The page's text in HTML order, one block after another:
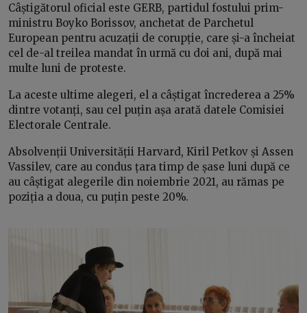
Câștigătorul oficial este GERB, partidul fostului prim-
ministru Boyko Borissov, anchetat de Parchetul
European pentru acuzații de corupție, care și-a încheiat
cel de-al treilea mandat în urmă cu doi ani, după mai
multe luni de proteste.
La aceste ultime alegeri, el a câștigat încrederea a 25%
dintre votanți, sau cel puțin așa arată datele Comisiei
Electorale Centrale.
Absolvenții Universității Harvard, Kiril Petkov și Assen
Vassilev, care au condus țara timp de șase luni după ce
au câștigat alegerile din noiembrie 2021, au rămas pe
poziția a doua, cu puțin peste 20%.